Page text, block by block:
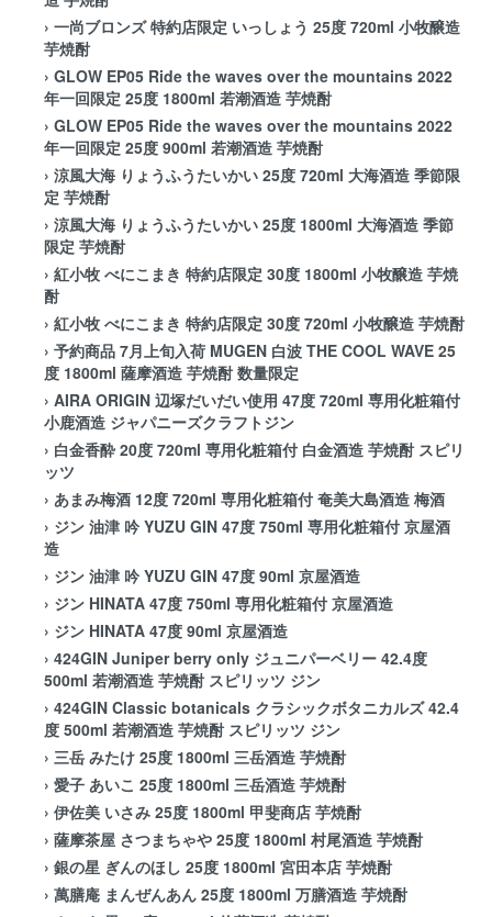
› 一尚ブロンズ 特約店限定 いっしょう 25度 720ml 小牧醸造
芋焼酎
› GLOW EP05 Ride the waves over the mountains 2022
年一回限定 25度 1800ml 若潮酒造 芋焼酎
› GLOW EP05 Ride the waves over the mountains 2022
年一回限定 25度 900ml 若潮酒造 芋焼酎
› 涼風大海 りょうふうたいかい 25度 720ml 大海酒造 季節限
定 芋焼酎
› 涼風大海 りょうふうたいかい 25度 1800ml 大海酒造 季節
限定 芋焼酎
› 紅小牧 べにこまき 特約店限定 30度 1800ml 小牧醸造 芋焼
酎
› 紅小牧 べにこまき 特約店限定 30度 720ml 小牧醸造 芋焼酎
› 予約商品 7月上旬入荷 MUGEN 白波 THE COOL WAVE 25
度 1800ml 薩摩酒造 芋焼酎 数量限定
› AIRA ORIGIN 辺塚だいだい使用 47度 720ml 専用化粧箱付
小鹿酒造 ジャパニーズクラフトジン
› 白金香酔 20度 720ml 専用化粧箱付 白金酒造 芋焼酎 スピリ
ッツ
› あまみ梅酒 12度 720ml 専用化粧箱付 奄美大島酒造 梅酒
› ジン 油津 吟 YUZU GIN 47度 750ml 専用化粧箱付 京屋酒
造
› ジン 油津 吟 YUZU GIN 47度 90ml 京屋酒造
› ジン HINATA 47度 750ml 専用化粧箱付 京屋酒造
› ジン HINATA 47度 90ml 京屋酒造
› 424GIN Juniper berry only ジュニパーベリー 42.4度
500ml 若潮酒造 芋焼酎 スピリッツ ジン
› 424GIN Classic botanicals クラシックボタニカルズ 42.4
度 500ml 若潮酒造 芋焼酎 スピリッツ ジン
› 三岳 みたけ 25度 1800ml 三岳酒造 芋焼酎
› 愛子 あいこ 25度 1800ml 三岳酒造 芋焼酎
› 伊佐美 いさみ 25度 1800ml 甲斐商店 芋焼酎
› 薩摩茶屋 さつまちゃや 25度 1800ml 村尾酒造 芋焼酎
› 銀の星 ぎんのほし 25度 1800ml 宮田本店 芋焼酎
› 萬膳庵 まんぜんあん 25度 1800ml 万膳酒造 芋焼酎